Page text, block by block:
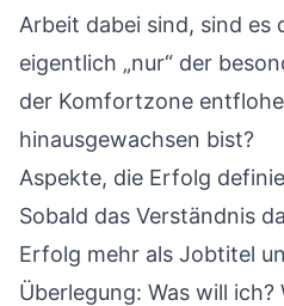
Arbeit dabei sind, sind es
eigentlich „nur“ der
der Komfortzone
hinausgewachsen bist?
Aspekte, die Erfolg
Sobald das Verständnis
Erfolg mehr als Jobtitel
Überlegung: Was will